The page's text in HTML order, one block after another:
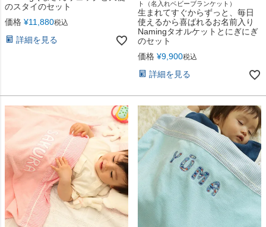
のスタイのセット
価格 ¥11,880税込
詳細を見る
ト（名入れベビーブランケット）
生まれてすぐからずっと、毎日
使えるから喜ばれるお名前入り
Namingタオルケットとにぎにぎ
のセット
価格 ¥9,900税込
詳細を見る